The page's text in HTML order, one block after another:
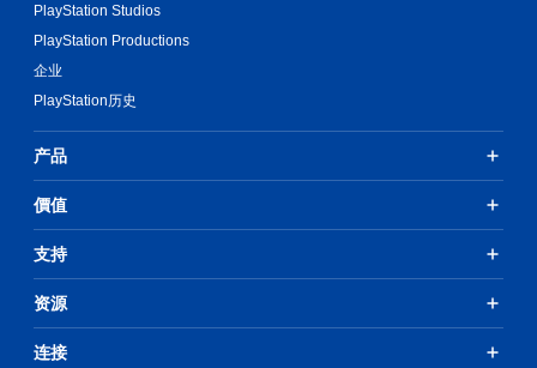
PlayStation Studios
PlayStation Productions
企业
PlayStation历史
产品
價值
支持
资源
连接